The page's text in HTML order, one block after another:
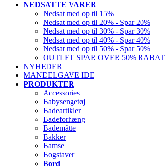
NEDSATTE VARER
Nedsat med op til 15%
Nedsat med op til 20% - Spar 20%
Nedsat med op til 30% - Spar 30%
Nedsat med op til 40% - Spar 40%
Nedsat med op til 50% - Spar 50%
OUTLET SPAR OVER 50% RABAT
NYHEDER
MANDELGAVE IDE
PRODUKTER
Accessories
Babysengetøj
Badeartikler
Badeforhæng
Bademåtte
Bakker
Bamse
Bogstaver
Bord